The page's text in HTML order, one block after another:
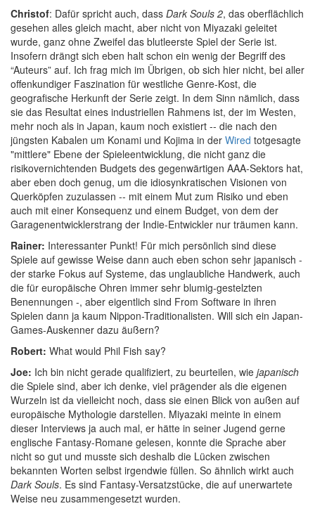
Christof: Dafür spricht auch, dass Dark Souls 2, das oberflächlich
gesehen alles gleich macht, aber nicht von Miyazaki geleitet
wurde, ganz ohne Zweifel das blutleerste Spiel der Serie ist.
Insofern drängt sich eben halt schon ein wenig der Begriff des
“Auteurs” auf. Ich frag mich im Übrigen, ob sich hier nicht, bei aller
offenkundiger Faszination für westliche Genre-Kost, die
geografische Herkunft der Serie zeigt. In dem Sinn nämlich, dass
sie das Resultat eines industriellen Rahmens ist, der im Westen,
mehr noch als in Japan, kaum noch existiert -- die nach den
jüngsten Kabalen um Konami und Kojima in der Wired totgesagte
"mittlere" Ebene der Spieleentwicklung, die nicht ganz die
risikovernichtenden Budgets des gegenwärtigen AAA-Sektors hat,
aber eben doch genug, um die idiosynkratischen Visionen von
Querköpfen zuzulassen -- mit einem Mut zum Risiko und eben
auch mit einer Konsequenz und einem Budget, von dem der
Garagenentwicklerstrang der Indie-Entwickler nur träumen kann.
Rainer: Interessanter Punkt! Für mich persönlich sind diese
Spiele auf gewisse Weise dann auch eben schon sehr japanisch -
der starke Fokus auf Systeme, das unglaubliche Handwerk, auch
die für europäische Ohren immer sehr blumig-gestelzten
Benennungen -, aber eigentlich sind From Software in ihren
Spielen dann ja kaum Nippon-Traditionalisten. Will sich ein Japan-
Games-Auskenner dazu äußern?
Robert: What would Phil Fish say?
Joe: Ich bin nicht gerade qualifiziert, zu beurteilen, wie japanisch
die Spiele sind, aber ich denke, viel prägender als die eigenen
Wurzeln ist da vielleicht noch, dass sie einen Blick von außen auf
europäische Mythologie darstellen. Miyazaki meinte in einem
dieser Interviews ja auch mal, er hätte in seiner Jugend gerne
englische Fantasy-Romane gelesen, konnte die Sprache aber
nicht so gut und musste sich deshalb die Lücken zwischen
bekannten Worten selbst irgendwie füllen. So ähnlich wirkt auch
Dark Souls. Es sind Fantasy-Versatzstücke, die auf unerwartete
Weise neu zusammengesetzt wurden.